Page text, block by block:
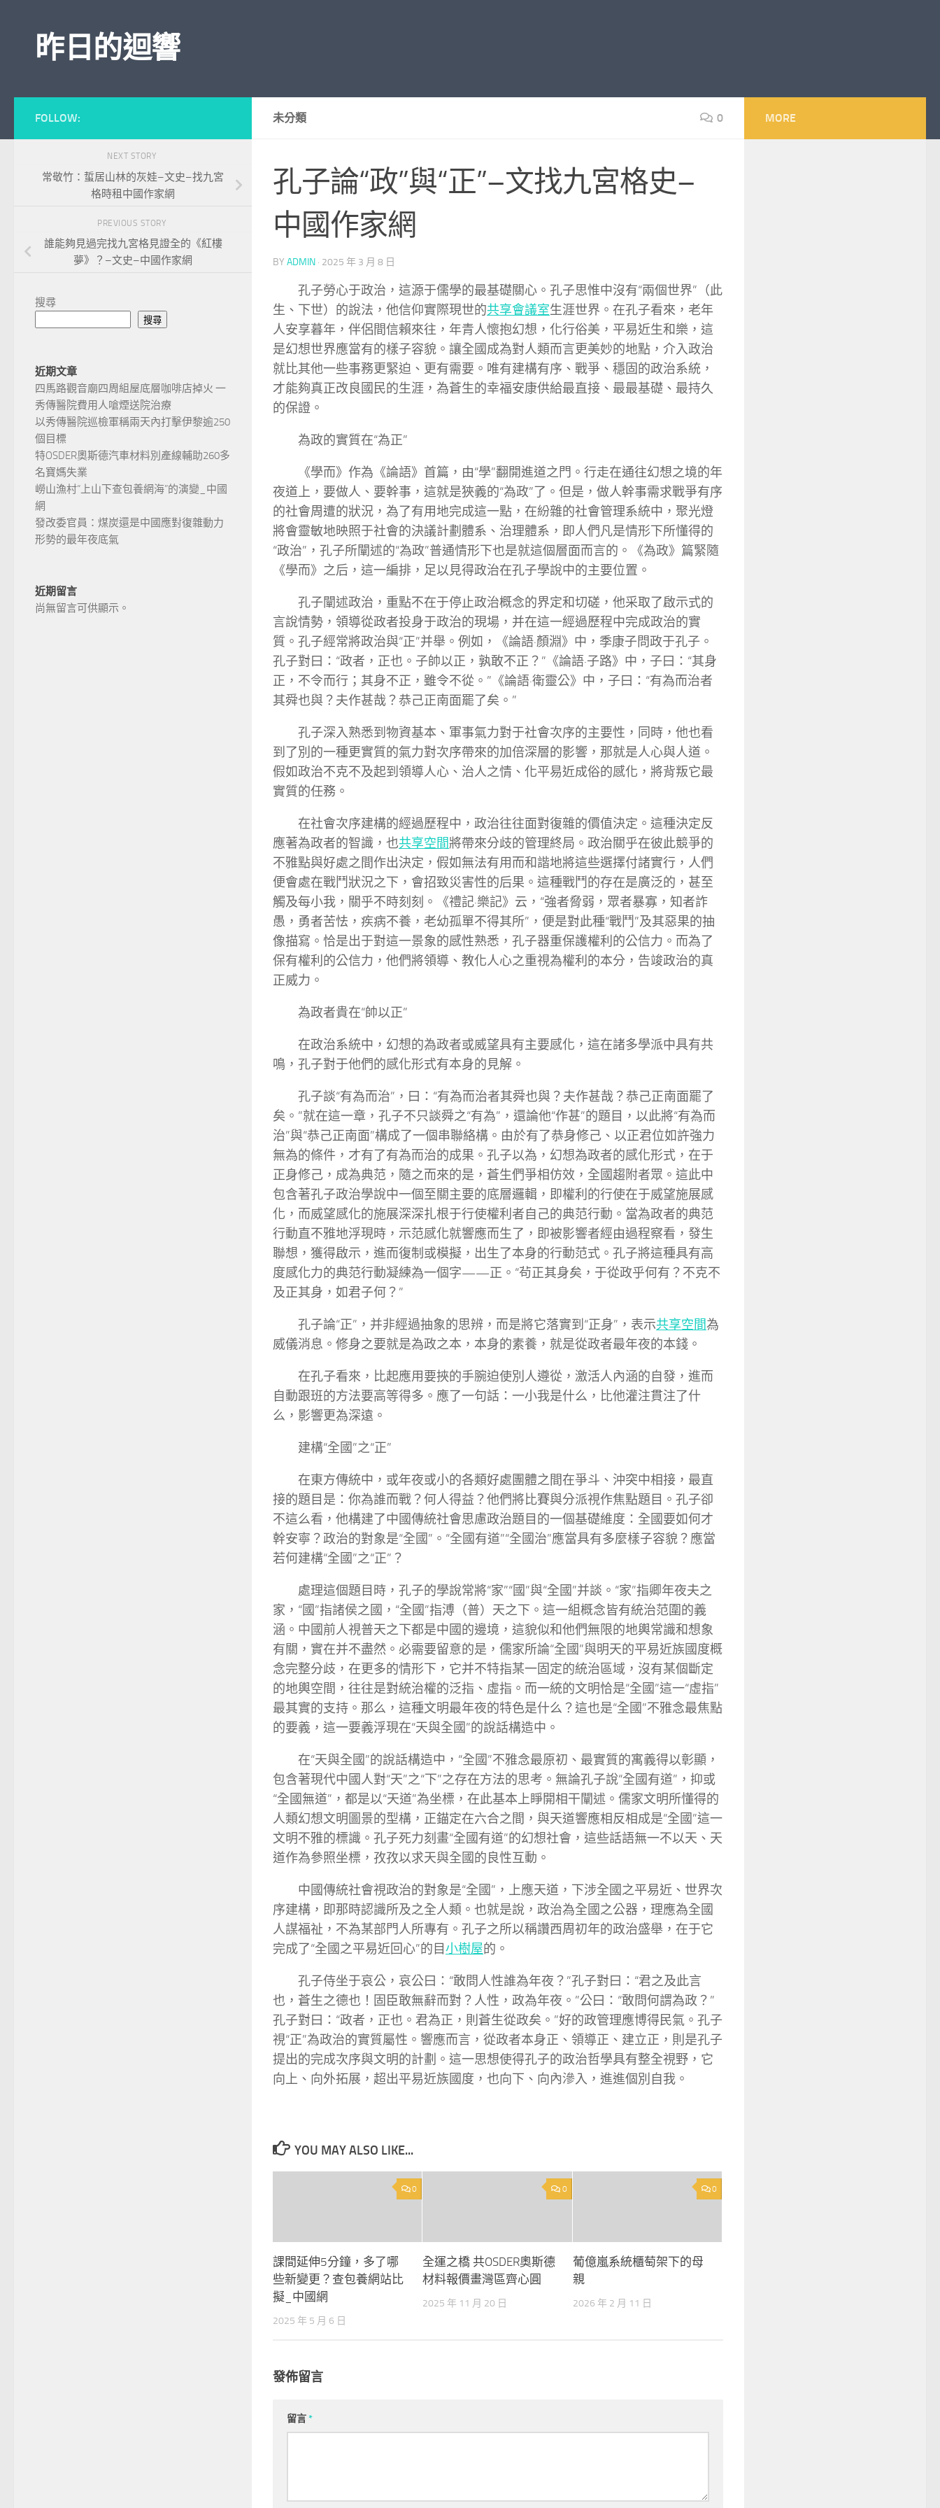
昨日的迴響
未分類 0
孔子論“政”與“正”–文找九宮格史–
中國作家網
BY ADMIN · 2025 年 3 月 8 日
孔子勞心于政治，這源于儒學的最基礎關心。孔子思惟中沒有“兩個世界”（此
生、下世）的說法，他信仰實際現世的共享會議室生涯世界。在孔子看來，老年
人安享暮年，伴侶間信賴來往，年青人懷抱幻想，化行俗美，平易近生和樂，這
是幻想世界應當有的樣子容貌。讓全國成為對人類而言更美妙的地點，介入政治
就比其他一些事務更緊迫、更有需要。唯有建構有序、戰爭、穩固的政治系統，
才能夠真正改良國民的生涯，為蒼生的幸福安康供給最直接、最最基礎、最持久
的保證。
為政的實質在“為正”
《學而》作為《論語》首篇，由“學”翻開進道之門。行走在通往幻想之境的年
夜道上，要做人、要幹事，這就是狹義的“為政”了。但是，做人幹事需求戰爭有序
的社會周遭的狀況，為了有用地完成這一點，在紛雜的社會管理系統中，聚光燈
將會靈敏地映照于社會的決議計劃體系、治理體系，即人們凡是情形下所懂得的
“政治”，孔子所闡述的“為政”普通情形下也是就這個層面而言的。《為政》篇緊隨
《學而》之后，這一編排，足以見得政治在孔子學說中的主要位置。
孔子闡述政治，重點不在于停止政治概念的界定和切磋，他采取了啟示式的
言說情勢，領導從政者投身于政治的現場，并在這一經過歷程中完成政治的實
質。孔子經常將政治與“正”并舉。例如，《論語·顏淵》中，季康子問政于孔子。
孔子對曰：“政者，正也。子帥以正，孰敢不正？”《論語·子路》中，子曰：“其身
正，不令而行；其身不正，雖令不從。”《論語·衛靈公》中，子曰：“有為而治者
其舜也與？夫作甚哉？恭己正南面罷了矣。”
孔子深入熟悉到物資基本、軍事氣力對于社會次序的主要性，同時，他也看
到了別的一種更實質的氣力對次序帶來的加倍深層的影響，那就是人心與人道。
假如政治不克不及起到領導人心、治人之情、化平易近成俗的感化，將背叛它最
實質的任務。
在社會次序建構的經過歷程中，政治往往面對復雜的價值決定。這種決定反
應著為政者的智識，也共享空間將帶來分歧的管理終局。政治關乎在彼此競爭的
不雅點與好處之間作出決定，假如無法有用而和諧地將這些選擇付諸實行，人們
便會處在戰鬥狀況之下，會招致災害性的后果。這種戰鬥的存在是廣泛的，甚至
觸及每小我，關乎不時刻刻。《禮記·樂記》云，“強者脅弱，眾者暴寡，知者詐
愚，勇者苦怯，疾病不養，老幼孤單不得其所”，便是對此種“戰鬥”及其惡果的抽
像描寫。恰是出于對這一景象的感性熟悉，孔子器重保護權利的公信力。而為了
保有權利的公信力，他們將領導、教化人心之重視為權利的本分，告竣政治的真
正威力。
為政者貴在“帥以正”
在政治系統中，幻想的為政者或威望具有主要感化，這在諸多學派中具有共
鳴，孔子對于他們的感化形式有本身的見解。
孔子談“有為而治”，曰：“有為而治者其舜也與？夫作甚哉？恭己正南面罷了
矣。”就在這一章，孔子不只談舜之“有為”，還論他“作甚”的題目，以此將“有為而
治”與“恭己正南面”構成了一個串聯絡構。由於有了恭身修己、以正君位如許強力
無為的條件，才有了有為而治的成果。孔子以為，幻想為政者的感化形式，在于
正身修己，成為典范，隨之而來的是，蒼生們爭相仿效，全國趨附者眾。這此中
包含著孔子政治學說中一個至關主要的底層邏輯，即權利的行使在于威望施展感
化，而威望感化的施展深深扎根于行使權利者自己的典范行動。當為政者的典范
行動直不雅地浮現時，示范感化就響應而生了，即被影響者經由過程察看，發生
聯想，獲得啟示，進而復制或模擬，出生了本身的行動范式。孔子將這種具有高
度感化力的典范行動凝練為一個字——正。“茍正其身矣，于從政乎何有？不克不
及正其身，如君子何？”
孔子論“正”，并非經過抽象的思辨，而是將它落實到“正身”，表示共享空間為
威儀消息。修身之要就是為政之本，本身的素養，就是從政者最年夜的本錢。
在孔子看來，比起應用要挾的手腕迫使別人遵從，激活人內涵的自發，進而
自動跟班的方法要高等得多。應了一句話：一小我是什么，比他灌注貫注了什
么，影響更為深遠。
建構“全國”之“正”
在東方傳統中，或年夜或小的各類好處團體之間在爭斗、沖突中相接，最直
接的題目是：你為誰而戰？何人得益？他們將比賽與分派視作焦點題目。孔子卻
不這么看，他構建了中國傳統社會思慮政治題目的一個基礎維度：全國要如何才
幹安寧？政治的對象是“全國”。“全國有道”“全國治”應當具有多麼樣子容貌？應當
若何建構“全國”之“正”？
處理這個題目時，孔子的學說常將“家”“國”與“全國”并談。“家”指卿年夜夫之
家，“國”指諸侯之國，“全國”指溥（普）天之下。這一組概念皆有統治范圍的義
涵。中國前人視普天之下都是中國的邊境，這貌似和他們無限的地輿常識和想象
有關，實在并不盡然。必需要留意的是，儒家所論“全國”與明天的平易近族國度概
念完整分歧，在更多的情形下，它并不特指某一固定的統治區域，沒有某個斷定
的地輿空間，往往是對統治權的泛指、虛指。而一統的文明恰是“全國”這一“虛指”
最其實的支持。那么，這種文明最年夜的特色是什么？這也是“全國”不雅念最焦點
的要義，這一要義浮現在“天與全國”的說話構造中。
在“天與全國”的說話構造中，“全國”不雅念最原初、最實質的寓義得以彰顯，
包含著現代中國人對“天”之“下”之存在方法的思考。無論孔子說“全國有道”，抑或
“全國無道”，都是以“天道”為坐標，在此基本上睜開相干闡述。儒家文明所懂得的
人類幻想文明圖景的型構，正錨定在六合之間，與天道響應相反相成是“全國”這一
文明不雅的標識。孔子死力刻畫“全國有道”的幻想社會，這些話語無一不以天、天
道作為參照坐標，孜孜以求天與全國的良性互動。
中國傳統社會視政治的對象是“全國”，上應天道，下涉全國之平易近、世界次
序建構，即那時認識所及之全人類。也就是說，政治為全國之公器，理應為全國
人謀福祉，不為某部門人所專有。孔子之所以稱讚西周初年的政治盛舉，在于它
完成了“全國之平易近回心”的目小樹屋的。
孔子侍坐于哀公，哀公曰：“敢問人性誰為年夜？”孔子對曰：“君之及此言
也，蒼生之德也！固臣敢無辭而對？人性，政為年夜。”公曰：“敢問何謂為政？”
孔子對曰：“政者，正也。君為正，則蒼生從政矣。”好的政管理應博得民氣。孔子
視“正”為政治的實質屬性。響應而言，從政者本身正、領導正、建立正，則是孔子
提出的完成次序與文明的計劃。這一思想使得孔子的政治哲學具有整全視野，它
向上、向外拓展，超出平易近族國度，也向下、向內滲入，進進個別自我。
YOU MAY ALSO LIKE...
0
課間延伸5分鐘，多了哪
些新變更？查包養網站比
擬_中國網
2025 年 5 月 6 日
0
全運之橋 共OSDER奧斯德
材料報價畫灣區齊心圓
2025 年 11 月 20 日
0
葡億嵐系統櫃萄架下的母
親
2026 年 2 月 11 日
發佈留言
留言*
FOLLOW:
NEXT STORY
常敬竹：蜇居山林的灰娃–文史–找九宮
格時租中國作家網
PREVIOUS STORY
誰能夠見過完找九宮格見證全的《紅樓
夢》？–文史–中國作家網
搜尋
搜尋
近期文章
四馬路觀音廟四周組屋底層咖啡店掉火 一
秀傳醫院費用人嗆煙送院治療
以秀傳醫院巡檢軍稱兩天內打擊伊黎逾250
個目標
特OSDER奧斯德汽車材料別產線輔助260多
名寶媽失業
嶗山漁村“上山下查包養網海”的演變_中國
網
發改委官員：煤炭還是中國應對復雜動力
形勢的最年夜底氣
近期留言
尚無留言可供顯示。
MORE